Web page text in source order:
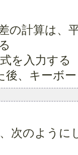
の計算は、
を入力する
後、キーボ
次のように